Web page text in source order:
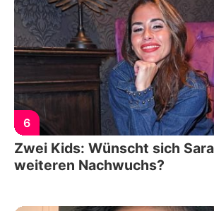
6
Zwei Kids: Wünscht sich
weiteren Nachwuchs?